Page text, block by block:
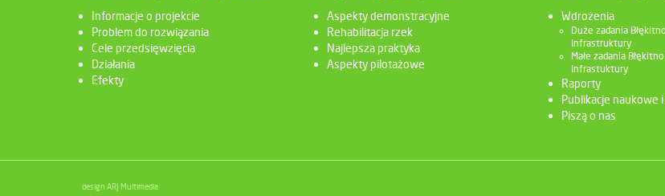
Informacje o projekcie
Problem do rozwiązania
Cele przedsięwzięcia
Działania
Efekty
Aspekty demonstracyjne
Rehabilitacja rzek
Najlepsza praktyka
Aspekty pilotażowe
Wdrożenia
Duże zadania
Infrastruktury
Małe zadania
Infrastuktury
Raporty
Publikacje naukowe
Piszą o nas
design ARJ Multimedia